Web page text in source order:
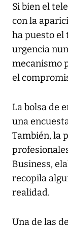
Si bien el
con la
ha puesto el
urgencia
mecanismo
el
La bolsa de
una
También, la
Business,
recopila
realidad.
Una de las